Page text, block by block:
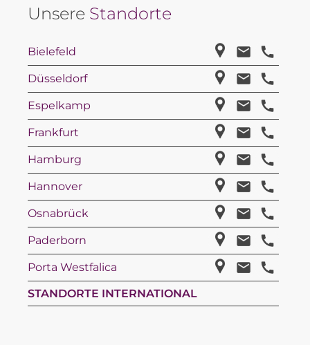
Unsere Standorte
Bielefeld
Düsseldorf
Espelkamp
Frankfurt
Hamburg
Hannover
Osnabrück
Paderborn
Porta Westfalica
STANDORTE INTERNATIONAL